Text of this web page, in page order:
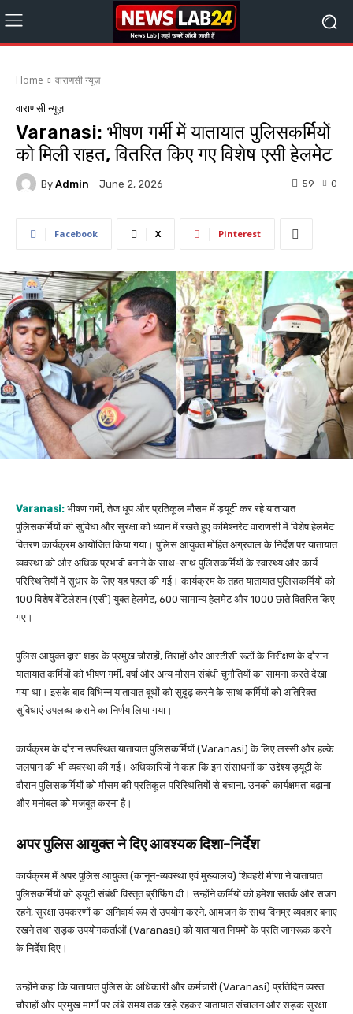
Home वाराणसी न्यूज़
वाराणसी न्यूज़
Varanasi: भीषण गर्मी में यातायात पुलिसकर्मियों
को मिली राहत, वितरित किए गए विशेष एसी हेलमेट
By Admin June 2, 2026 0
59
Facebook X Pinterest
Varanasi: भीषण गर्मी, तेज धूप और प्रतिकूल मौसम में ड्यूटी कर रहे यातायात
पुलिसकर्मियों की सुविधा और सुरक्षा को ध्यान में रखते हुए कमिश्नरेट वाराणसी में विशेष हेलमेट
वितरण कार्यक्रम आयोजित किया गया। पुलिस आयुक्त मोहित अग्रवाल के निर्देश पर यातायात
व्यवस्था को और अधिक प्रभावी बनाने के साथ-साथ पुलिसकर्मियों के स्वास्थ्य और कार्य
परिस्थितियों में सुधार के लिए यह पहल की गई। कार्यक्रम के तहत यातायात पुलिसकर्मियों को
100 विशेष वेंटिलेशन (एसी) युक्त हेलमेट, 600 सामान्य हेलमेट और 1000 छाते वितरित किए
गए।
पुलिस आयुक्त द्वारा शहर के प्रमुख चौराहों, तिराहों और आरटीसी रूटों के निरीक्षण के दौरान
यातायात कर्मियों को भीषण गर्मी, वर्षा और अन्य मौसम संबंधी चुनौतियों का सामना करते देखा
गया था। इसके बाद विभिन्न यातायात बूथों को सुदृढ़ करने के साथ कर्मियों को अतिरिक्त
सुविधाएं उपलब्ध कराने का निर्णय लिया गया।
कार्यक्रम के दौरान उपस्थित यातायात पुलिसकर्मियों (Varanasi) के लिए लस्सी और हल्के
जलपान की भी व्यवस्था की गई। अधिकारियों ने कहा कि इन संसाधनों का उद्देश्य ड्यूटी के
दौरान पुलिसकर्मियों को मौसम की प्रतिकूल परिस्थितियों से बचाना, उनकी कार्यक्षमता बढ़ाना
और मनोबल को मजबूत करना है।
अपर पुलिस आयुक्त ने दिए आवश्यक दिशा-निर्देश
कार्यक्रम में अपर पुलिस आयुक्त (कानून-व्यवस्था एवं मुख्यालय) शिवहरी मीणा ने यातायात
पुलिसकर्मियों को ड्यूटी संबंधी विस्तृत ब्रीफिंग दी। उन्होंने कर्मियों को हमेशा सतर्क और सजग
रहने, सुरक्षा उपकरणों का अनिवार्य रूप से उपयोग करने, आमजन के साथ विनम्र व्यवहार बनाए
रखने तथा सड़क उपयोगकर्ताओं (Varanasi) को यातायात नियमों के प्रति जागरूक करने
के निर्देश दिए।
उन्होंने कहा कि यातायात पुलिस के अधिकारी और कर्मचारी (Varanasi) प्रतिदिन व्यस्त
चौराहों और प्रमुख मार्गों पर लंबे समय तक खड़े रहकर यातायात संचालन और सड़क सुरक्षा